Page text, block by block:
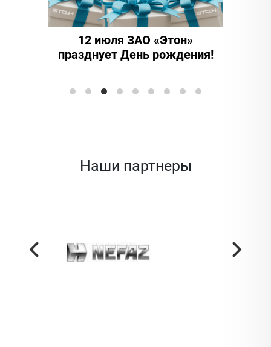
ЗАО «Этон»
День рождения!
15 лет надежности и
инноваций: ООО "Этон-
Наши партнеры